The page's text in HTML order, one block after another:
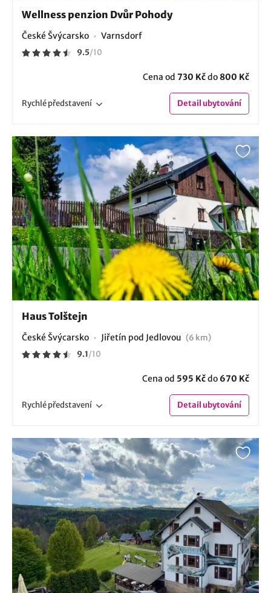
Wellness penzion Dvůr Pohody
České Švýcarsko Varnsdorf
9.5/10
Cena od 730 Kčdo 800 Kč
Rychlépředstavení Detailubytování
Haus Tolštejn
České Švýcarsko Jiřetín pod Jedlovou (6 km)
9.1/10
Cena od 595 Kčdo 670 Kč
Rychlépředstavení Detailubytování